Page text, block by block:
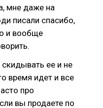
мне даже на
писали спасибо,
и вообще
ее и не
время идет и все
про
вы продаете по